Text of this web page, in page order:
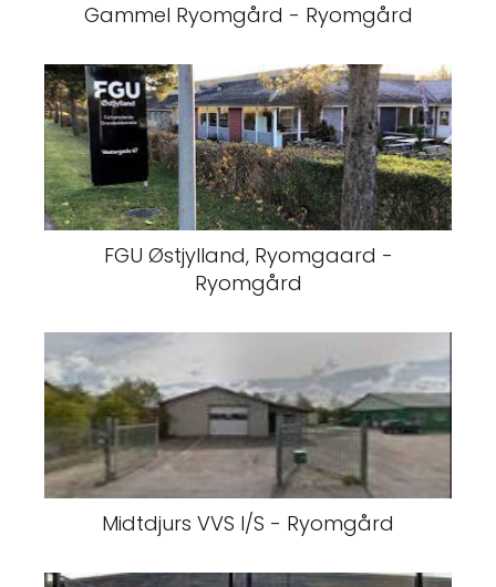
Gammel Ryomgård - Ryomgård
FGU Østjylland, Ryomgaard -
Ryomgård
Midtdjurs VVS I/S - Ryomgård